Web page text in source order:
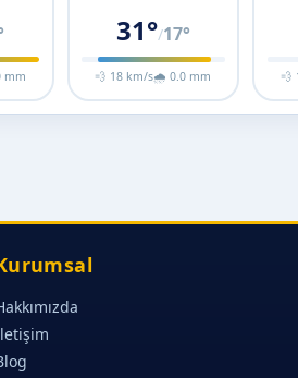
31°/17°
💨 18 km/s🌧 0.0 mm 💨